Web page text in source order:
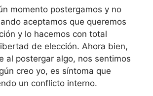
momento postergamos y no
aceptamos que queremos
y lo hacemos con total
de elección. Ahora bien,
al postergar algo, nos sentimos
creo yo, es síntoma que
un conflicto interno.